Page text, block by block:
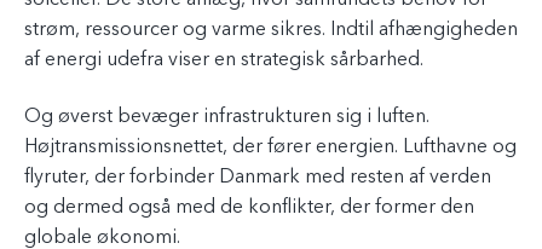
strøm, ressourcer og varme sikres. Indtil afhængigheden
af energi udefra viser en strategisk sårbarhed.
Og øverst bevæger infrastrukturen sig i luften.
Højtransmissionsnettet, der fører energien. Lufthavne og
flyruter, der forbinder Danmark med resten af verden
og dermed også med de konflikter, der former den
globale økonomi.